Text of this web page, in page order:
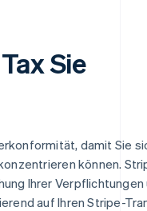
Sie
damit Sie
können.
Ihrer Verpflichtungen
auf Ihren Stripe-